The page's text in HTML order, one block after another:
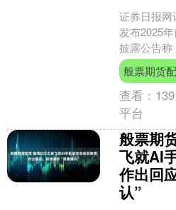
证券日报网
发布2025
披露公告称
营业收入
般票期货
查看： 139
平台
般票期
飞就AI
作出回
认”